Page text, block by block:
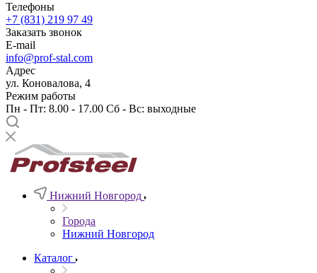
Телефоны
+7 (831) 219 97 49
Заказать звонок
E-mail
info@prof-stal.com
Адрес
ул. Коновалова, 4
Режим работы
Пн - Пт: 8.00 - 17.00 Сб - Вс: выходные
Нижний Новгород
Города
Нижний Новгород
Каталог